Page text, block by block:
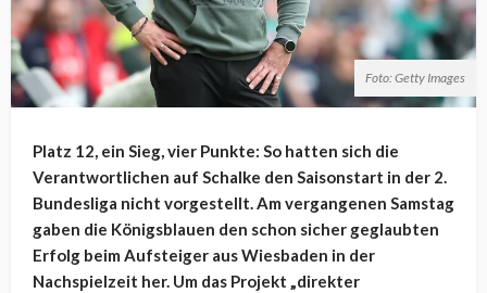
Foto: Getty Images
Platz 12, ein Sieg, vier Punkte: So hatten sich die
Verantwortlichen auf Schalke den Saisonstart in der 2.
Bundesliga nicht vorgestellt. Am vergangenen Samstag
gaben die Königsblauen den schon sicher geglaubten
Erfolg beim Aufsteiger aus Wiesbaden in der
Nachspielzeit her. Um das Projekt „direkter